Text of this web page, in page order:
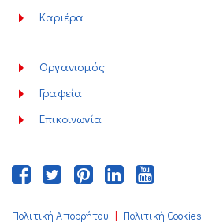
Καριέρα
Οργανισμός
Γραφεία
Επικοινωνία
Πολιτική Απορρήτου | Πολιτική Cookies